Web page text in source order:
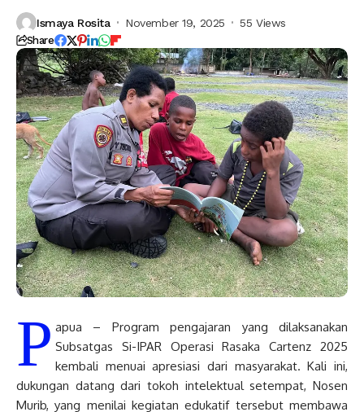
Ismaya Rosita November 19, 2025 55 Views
Share
P apua – Program pengajaran yang dilaksanakan
Subsatgas Si-IPAR Operasi Rasaka Cartenz 2025
kembali menuai apresiasi dari masyarakat. Kali ini,
dukungan datang dari tokoh intelektual setempat, Nosen
Murib, yang menilai kegiatan edukatif tersebut membawa